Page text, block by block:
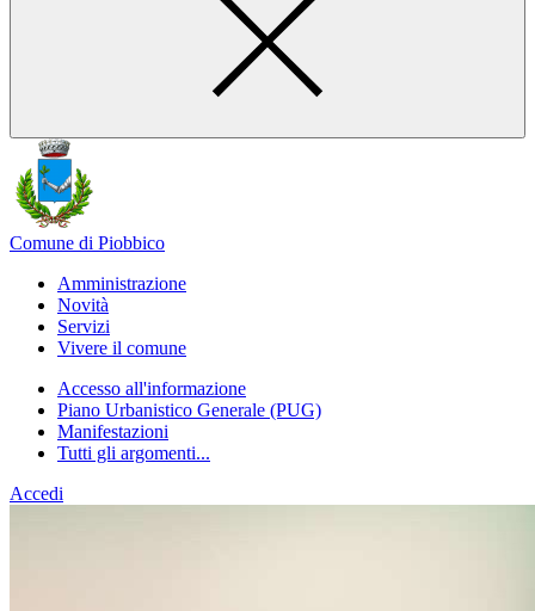
Comune di Piobbico
Amministrazione
Novità
Servizi
Vivere il comune
Accesso all'informazione
Piano Urbanistico Generale (PUG)
Manifestazioni
Tutti gli argomenti...
Accedi